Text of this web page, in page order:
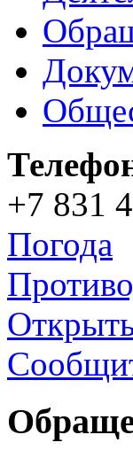
+7 831
Погода